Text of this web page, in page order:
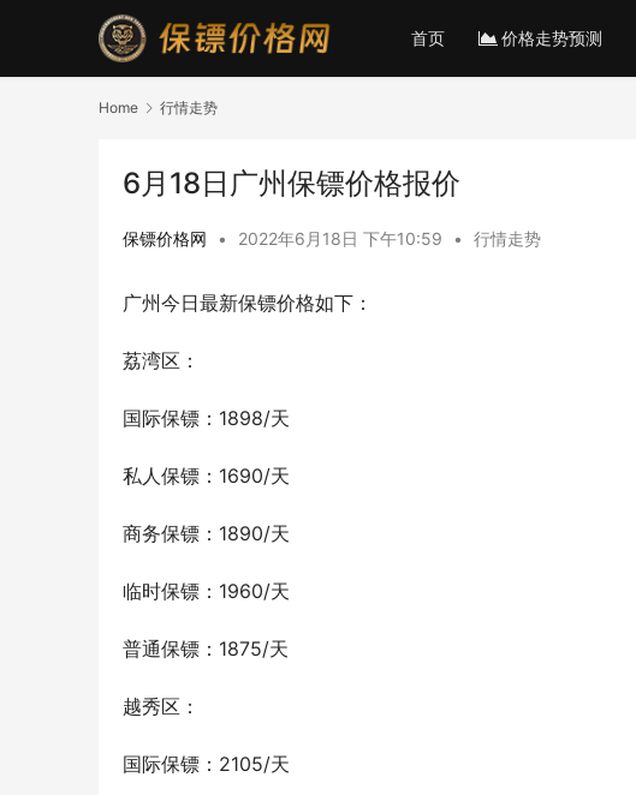
首页 价格走势预测
Home 行情走势
6月18日广州保镖价格报价
保镖价格网 • 2022年6月18日 下午10:59 • 行情走势
广州今日最新保镖价格如下：
荔湾区：
国际保镖：1898/天
私人保镖：1690/天
商务保镖：1890/天
临时保镖：1960/天
普通保镖：1875/天
越秀区：
国际保镖：2105/天